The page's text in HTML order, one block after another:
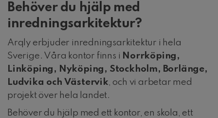
Behöver du hjälp med
inredningsarkitektur?
Arqly erbjuder inredningsarkitektur i hela
Sverige. Våra kontor finns i Norrköping,
Linköping, Nyköping, Stockholm, Borlänge,
Ludvika och Västervik, och vi arbetar med
projekt över hela landet.
Behöver du hjälp med ett kontor, en skola, ett